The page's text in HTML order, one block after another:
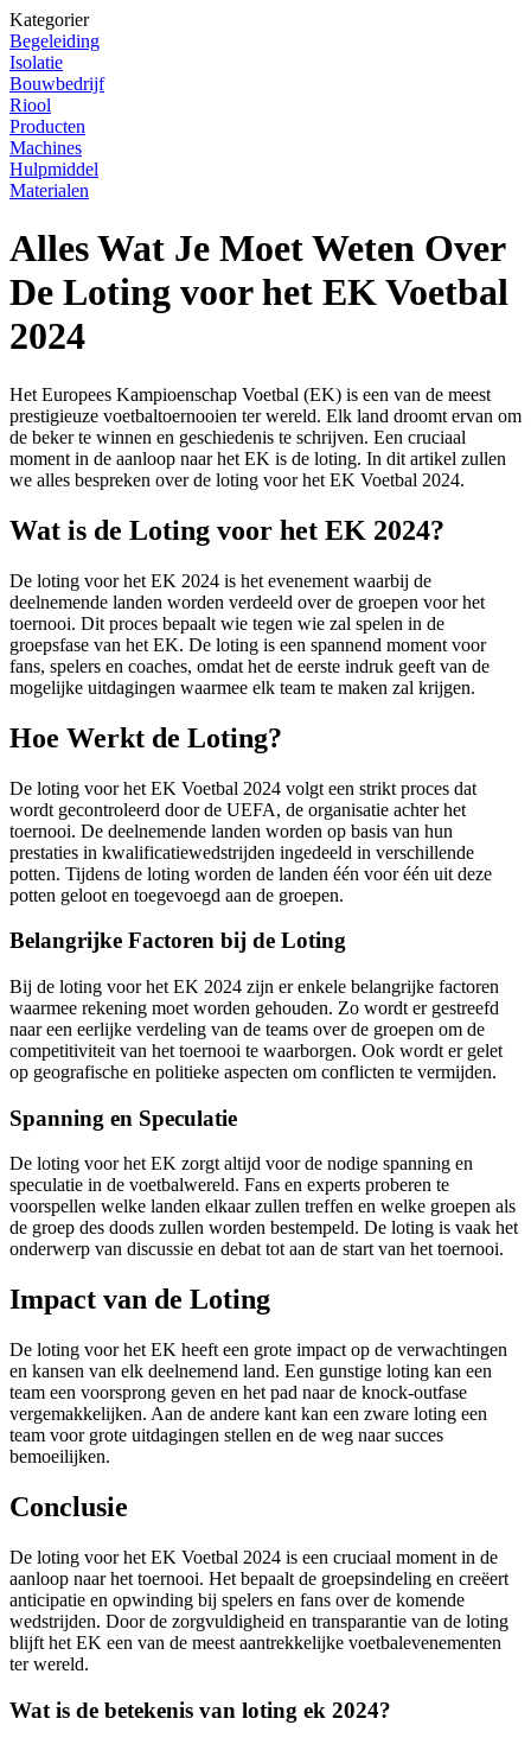
Kategorier
Begeleiding
Isolatie
Bouwbedrijf
Riool
Producten
Machines
Hulpmiddel
Materialen
Alles Wat Je Moet Weten Over
De Loting voor het EK Voetbal
2024
Het Europees Kampioenschap Voetbal (EK) is een van de meest
prestigieuze voetbaltoernooien ter wereld. Elk land droomt ervan om
de beker te winnen en geschiedenis te schrijven. Een cruciaal
moment in de aanloop naar het EK is de loting. In dit artikel zullen
we alles bespreken over de loting voor het EK Voetbal 2024.
Wat is de Loting voor het EK 2024?
De loting voor het EK 2024 is het evenement waarbij de
deelnemende landen worden verdeeld over de groepen voor het
toernooi. Dit proces bepaalt wie tegen wie zal spelen in de
groepsfase van het EK. De loting is een spannend moment voor
fans, spelers en coaches, omdat het de eerste indruk geeft van de
mogelijke uitdagingen waarmee elk team te maken zal krijgen.
Hoe Werkt de Loting?
De loting voor het EK Voetbal 2024 volgt een strikt proces dat
wordt gecontroleerd door de UEFA, de organisatie achter het
toernooi. De deelnemende landen worden op basis van hun
prestaties in kwalificatiewedstrijden ingedeeld in verschillende
potten. Tijdens de loting worden de landen één voor één uit deze
potten geloot en toegevoegd aan de groepen.
Belangrijke Factoren bij de Loting
Bij de loting voor het EK 2024 zijn er enkele belangrijke factoren
waarmee rekening moet worden gehouden. Zo wordt er gestreefd
naar een eerlijke verdeling van de teams over de groepen om de
competitiviteit van het toernooi te waarborgen. Ook wordt er gelet
op geografische en politieke aspecten om conflicten te vermijden.
Spanning en Speculatie
De loting voor het EK zorgt altijd voor de nodige spanning en
speculatie in de voetbalwereld. Fans en experts proberen te
voorspellen welke landen elkaar zullen treffen en welke groepen als
de groep des doods zullen worden bestempeld. De loting is vaak het
onderwerp van discussie en debat tot aan de start van het toernooi.
Impact van de Loting
De loting voor het EK heeft een grote impact op de verwachtingen
en kansen van elk deelnemend land. Een gunstige loting kan een
team een voorsprong geven en het pad naar de knock-outfase
vergemakkelijken. Aan de andere kant kan een zware loting een
team voor grote uitdagingen stellen en de weg naar succes
bemoeilijken.
Conclusie
De loting voor het EK Voetbal 2024 is een cruciaal moment in de
aanloop naar het toernooi. Het bepaalt de groepsindeling en creëert
anticipatie en opwinding bij spelers en fans over de komende
wedstrijden. Door de zorgvuldigheid en transparantie van de loting
blijft het EK een van de meest aantrekkelijke voetbalevenementen
ter wereld.
Wat is de betekenis van loting ek 2024?